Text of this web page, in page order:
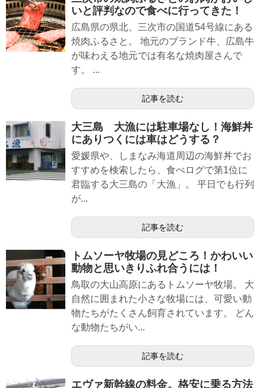
いと評判なので食べに行ってきた！
広島県の県北、三次市の国道54号線にある
焼肉ふるさと。 地元のブランド牛、広島牛
が味わえる地元では有名な焼肉屋さんで
す。 ...
記事を読む
大三島 大漁には駐車場なし！海鮮丼
にありつくには車はどうする？
愛媛県や、しまなみ海道周辺の海鮮丼でお
すすめを検索したら、食べログで第1位に
君臨する大三島の「大漁」。 平日でも行列
が...
記事を読む
トムソーヤ牧場の見どころ！かわいい
動物と思いきりふれ合うには！
鳥取の大山高原にあるトムソーヤ牧場。 大
自然に囲まれた小さな牧場には、可愛い動
物たちがたくさん飼育されています。 どん
な動物たちがい...
記事を読む
エヴァ新幹線の料金。格安に乗る方法